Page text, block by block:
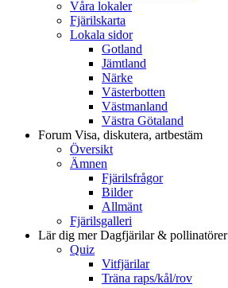
Våra lokaler
Fjärilskarta
Lokala sidor
Gotland
Jämtland
Närke
Västerbotten
Västmanland
Västra Götaland
Forum Visa, diskutera, artbestäm
Översikt
Ämnen
Fjärilsfrågor
Bilder
Allmänt
Fjärilsgalleri
Lär dig merDagfjärilar & pollinatörer
Quiz
Vitfjärilar
Träna raps/kål/rov